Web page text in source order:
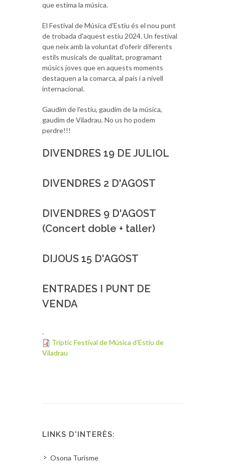
que estima la música.
El Festival de Música d'Estiu és el nou punt
de trobada d'aquest estiu 2024. Un festival
que neix amb la voluntat d'oferir diferents
estils musicals de qualitat, programant
músics joves que en aquests moments
destaquen a la comarca, al país i a nivell
internacional.
Gaudim de l'estiu, gaudim de la música,
gaudim de Viladrau. No us ho podem
perdre!!!
DIVENDRES 19 DE JULIOL
DIVENDRES 2 D'AGOST
DIVENDRES 9 D'AGOST
(Concert doble + taller)
DIJOUS 15 D'AGOST
ENTRADES I PUNT DE
VENDA
.
Tríptic Festival de Música d'Estiu de
Viladrau
LINKS D'INTERÈS:
Osona Turisme